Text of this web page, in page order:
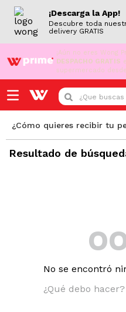
¡Descarga la App!
Descubre toda
delivery GRATIS
¡Aún no eres Wong
DESPACHO GRATIS
supermercado
¿Que buscas
¿Cómo quieres recibir tu
Resultado de
No se encontró
¿Qué debo hacer?